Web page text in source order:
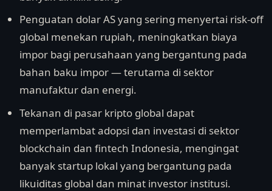
Penguatan dolar AS yang sering menyertai risk-off
global menekan rupiah, meningkatkan biaya
impor bagi perusahaan yang bergantung pada
bahan baku impor — terutama di sektor
manufaktur dan energi.
Tekanan di pasar kripto global dapat
memperlambat adopsi dan investasi di sektor
blockchain dan fintech Indonesia, mengingat
banyak startup lokal yang bergantung pada
likuiditas global dan minat investor institusi.